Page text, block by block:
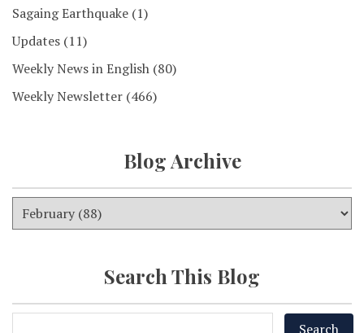
Sagaing Earthquake (1)
Updates (11)
Weekly News in English (80)
Weekly Newsletter (466)
Blog Archive
Search This Blog